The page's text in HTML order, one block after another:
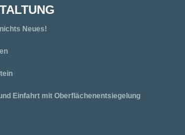
Neues!
Einfahrt mit Oberflächenentsiegelung